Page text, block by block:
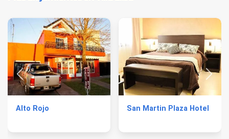
Alto Rojo San Martin Plaza Hotel